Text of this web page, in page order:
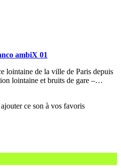
ambiX 01
lointaine de la ville de Paris depuis
lointaine et bruits de gare –…